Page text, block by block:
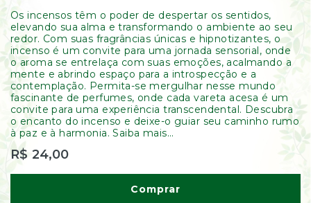
Os incensos têm o poder de despertar os sentidos,
elevando sua alma e transformando o ambiente ao seu
redor. Com suas fragrâncias únicas e hipnotizantes, o
incenso é um convite para uma jornada sensorial, onde
o aroma se entrelaça com suas emoções, acalmando a
mente e abrindo espaço para a introspecção e a
contemplação. Permita-se mergulhar nesse mundo
fascinante de perfumes, onde cada vareta acesa é um
convite para uma experiência transcendental. Descubra
o encanto do incenso e deixe-o guiar seu caminho rumo
à paz e à harmonia. Saiba mais...
R$ 24,00
Comprar